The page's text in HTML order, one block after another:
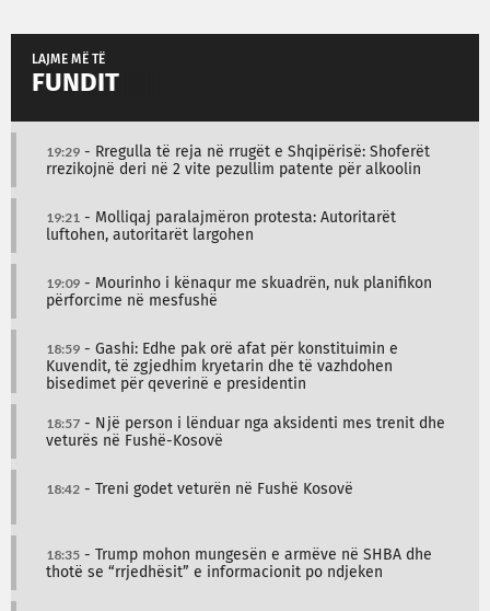
LAJME MË TË
FUNDIT
19:29 - Rregulla të reja në rrugët e Shqipërisë: Shoferët
rrezikojnë deri në 2 vite pezullim patente për alkoolin
19:21 - Molliqaj paralajmëron protesta: Autoritarët
luftohen, autoritarët largohen
19:09 - Mourinho i kënaqur me skuadrën, nuk planifikon
përforcime në mesfushë
18:59 - Gashi: Edhe pak orë afat për konstituimin e
Kuvendit, të zgjedhim kryetarin dhe të vazhdohen
bisedimet për qeverinë e presidentin
18:57 - Një person i lënduar nga aksidenti mes trenit dhe
veturës në Fushë-Kosovë
18:42 - Treni godet veturën në Fushë Kosovë
18:35 - Trump mohon mungesën e armëve në SHBA dhe
thotë se “rrjedhësit” e informacionit po ndjeken